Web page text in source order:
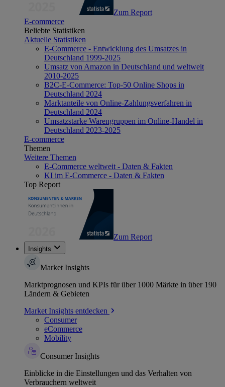
Zum Report
E-commerce
Beliebte Statistiken
Aktuelle Statistiken
E-Commerce - Entwicklung des Umsatzes in
Deutschland 1999-2025
Umsatz von Amazon in Deutschland und weltweit
2010-2025
B2C-E-Commerce: Top-50 Online Shops in
Deutschland 2024
Marktanteile von Online-Zahlungsverfahren in
Deutschland 2024
Umsatzstarke Warengruppen im Online-Handel in
Deutschland 2023-2025
E-commerce
Themen
Weitere Themen
E-Commerce weltweit - Daten & Fakten
KI im E-Commerce - Daten & Fakten
Top Report
Zum Report
Insights
Market Insights
Marktprognosen und KPIs für über 1000 Märkte in über 190
Ländern & Gebieten
Market Insights entdecken
Consumer
eCommerce
Mobility
Consumer Insights
Einblicke in die Einstellungen und das Verhalten von
Verbrauchern weltweit